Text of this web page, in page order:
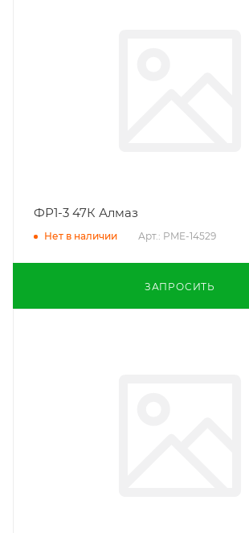
ФР1-3 47К Алмаз
Нет в наличии Арт.: PME-14529
ЗАПРОСИТЬ